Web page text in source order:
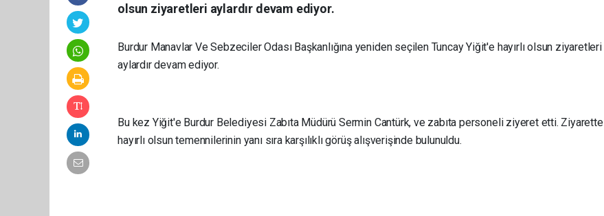
olsun ziyaretleri aylardır devam ediyor.
Burdur Manavlar Ve Sebzeciler Odası Başkanlığına yeniden seçilen Tuncay Yiğit'e hayırlı olsun ziyaretleri
aylardır devam ediyor.
Bu kez Yiğit'e Burdur Belediyesi Zabıta Müdürü Sermin Cantürk, ve zabıta personeli ziyeret etti. Ziyarette
hayırlı olsun temennilerinin yanı sıra karşılıklı görüş alışverişinde bulunuldu.